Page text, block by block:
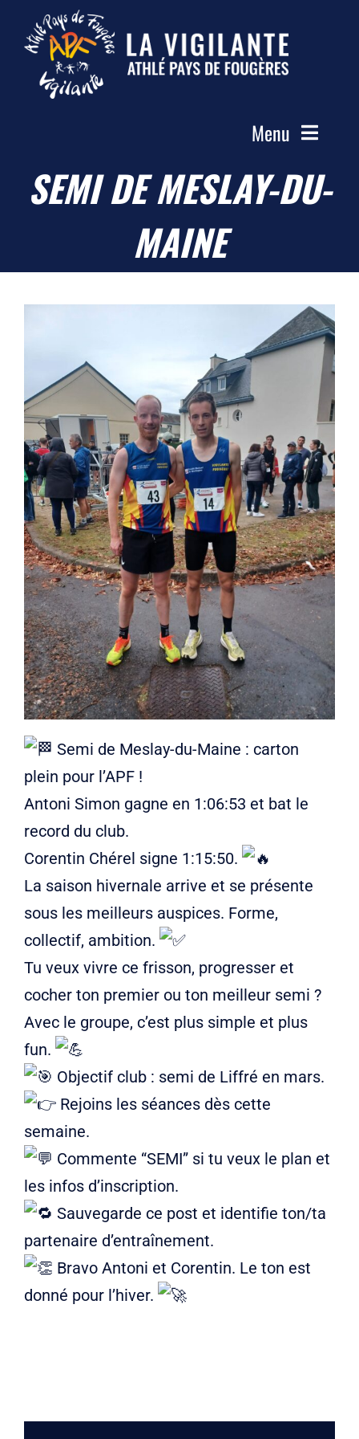
Passer
contenu
Menu
Accueil
Le Club
Les Groupes
Compétitions
Liens
Contact
SEMI DE MESLAY-DU-
MAINE
Semi de Meslay-du-Maine : carton
plein pour l’APF !
Antoni Simon gagne en 1:06:53 et bat le
record du club.
Corentin Chérel signe 1:15:50.
La saison hivernale arrive et se présente
sous les meilleurs auspices. Forme,
collectif, ambition.
Tu veux vivre ce frisson, progresser et
cocher ton premier ou ton meilleur semi ?
Avec le groupe, c’est plus simple et plus
fun.
Objectif club : semi de Liffré en mars.
Rejoins les séances dès cette
semaine.
Commente “SEMI” si tu veux le plan et
les infos d’inscription.
Sauvegarde ce post et identifie ton/ta
partenaire d’entraînement.
Bravo Antoni et Corentin. Le ton est
donné pour l’hiver.